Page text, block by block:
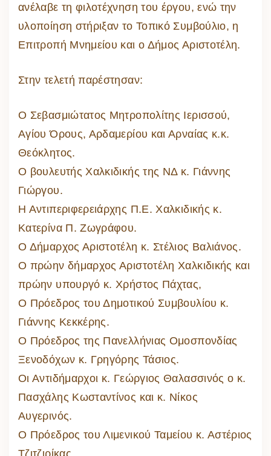
ανέλαβε τη φιλοτέχνηση του έργου, ενώ την
υλοποίηση στήριξαν το Τοπικό Συμβούλιο, η
Επιτροπή Μνημείου και ο Δήμος Αριστοτέλη.
Στην τελετή παρέστησαν:
Ο Σεβασμιώτατος Μητροπολίτης Ιερισσού,
Αγίου Όρους, Αρδαμερίου και Αρναίας κ.κ.
Θεόκλητος.
Ο βουλευτής Χαλκιδικής της ΝΔ κ. Γιάννης
Γιώργου.
Η Αντιπεριφερειάρχης Π.Ε. Χαλκιδικής κ.
Κατερίνα Π. Ζωγράφου.
Ο Δήμαρχος Αριστοτέλη κ. Στέλιος Βαλιάνος.
Ο πρώην δήμαρχος Αριστοτέλη Χαλκιδικής και
πρώην υπουργό κ. Χρήστος Πάχτας,
Ο Πρόεδρος του Δημοτικού Συμβουλίου κ.
Γιάννης Κεκκέρης.
Ο Πρόεδρος της Πανελλήνιας Ομοσπονδίας
Ξενοδόχων κ. Γρηγόρης Τάσιος.
Οι Αντιδήμαρχοι κ. Γεώργιος Θαλασσινός ο κ.
Πασχάλης Κωσταντίνος και κ. Νίκος
Αυγερινός.
Ο Πρόεδρος του Λιμενικού Ταμείου κ. Αστέριος
Τζιτζιρίκας.